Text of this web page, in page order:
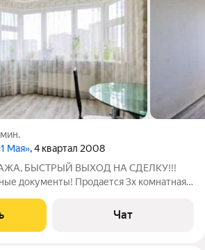
Мая», 4 квартал 2008
БЫСТРЫЙ ВЫХОД НА СДЕЛКУ!!!
документы! Продается 3х комнатная
планировка: просторная (12,8м)
Чат